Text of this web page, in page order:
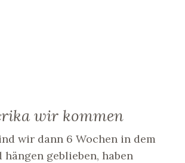
wir kommen
wir dann 6 Wochen in dem
hängen geblieben, haben